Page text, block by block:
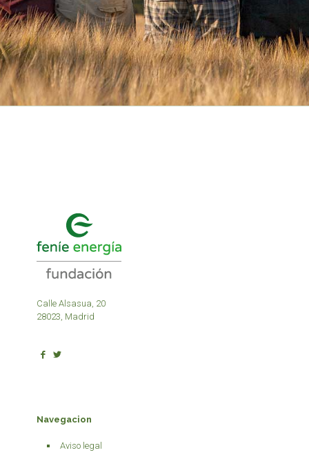
Calle Alsasua, 20
28023, Madrid
Navegacion
Aviso legal